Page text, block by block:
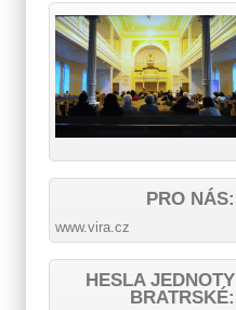
PRO NÁS:
www.vira.cz
HESLA JEDNOTY
BRATRSKÉ: